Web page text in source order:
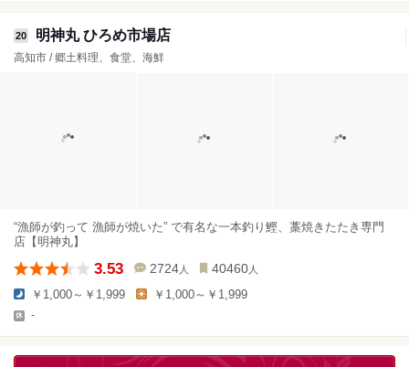
20 明神丸 ひろめ市場店
高知市 / 郷土料理、食堂、海鮮
“漁師が釣って 漁師が焼いた” で有名な一本釣り鰹、藁焼きたたき専門
店【明神丸】
3.53 2724 人 40460 人
￥1,000～￥1,999 ￥1,000～￥1,999
-